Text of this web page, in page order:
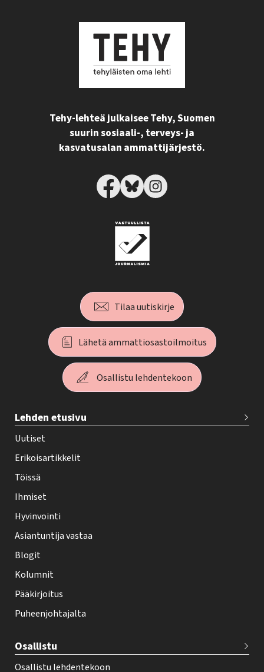
Tehy-lehteä julkaisee Tehy, Suomen
suurin sosiaali-, terveys- ja
kasvatusalan ammattijärjestö.
Tilaa uutiskirje
Lähetä ammattiosastoilmoitus
Osallistu lehdentekoon
e
h
y
-
e
h
t
i
f
o
t
r
Lehden etusivu
Uutiset
Erikoisartikkelit
Töissä
Ihmiset
Hyvinvointi
Asiantuntija vastaa
Blogit
Kolumnit
Pääkirjoitus
Puheenjohtajalta
Osallistu
Osallistu lehdentekoon